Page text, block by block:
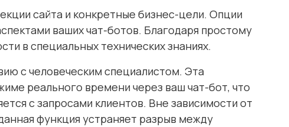
сайта и конкретные бизнес-цели. Опции
ваших чат-ботов. Благодаря простому
в специальных технических знаниях.
с человеческим специалистом. Эта
реального времени через ваш чат-бот, что
с запросами клиентов. Вне зависимости от
функция устраняет разрыв между